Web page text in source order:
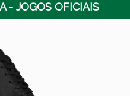
- JOGOS OFICIAIS